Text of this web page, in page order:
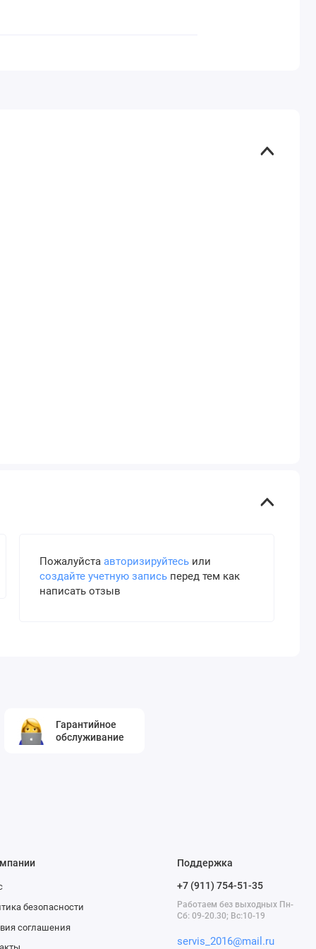
Пожалуйста авторизируйтесьили
создайте учетную записьперед тем как
написать отзыв
Гарантийное
обслуживание
безопасности
соглашения
Поддержка
+7 (911) 754-51-35
Работаем без выходных Пн-
Сб: 09-20.30; Вс:10-19
servis_2016@mail.ru